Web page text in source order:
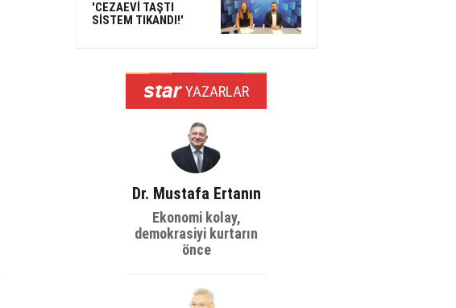
'CEZAEVİ TAŞTI
SİSTEM TIKANDI!'
YAZARLAR
Dr. Mustafa Ertanın
Ekonomi kolay,
demokrasiyi kurtarın
önce